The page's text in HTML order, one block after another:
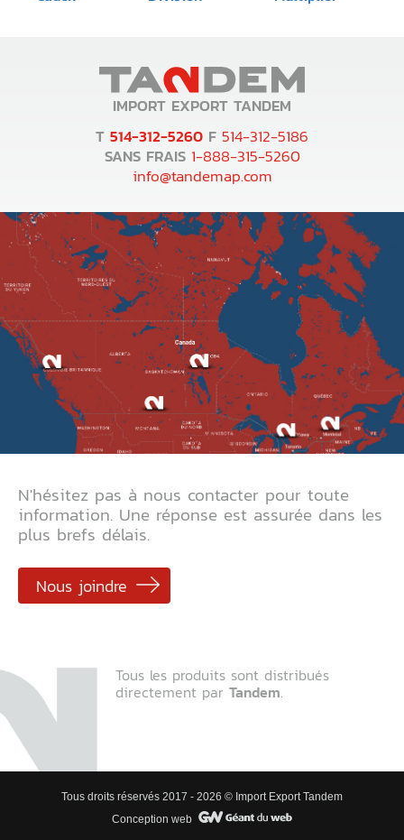
IMPORT EXPORT TANDEM
T 514-312-5260 F 514-312-5186
SANS FRAIS 1-888-315-5260
info@tandemap.com
Tous les produits sont distribués
directement par Tandem.
N'hésitez pas à nous contacter pour toute
information. Une réponse est assurée dans les
plus brefs délais.
Nous joindre
Tous droits réservés 2017 - 2026 © Import Export Tandem
Conception web